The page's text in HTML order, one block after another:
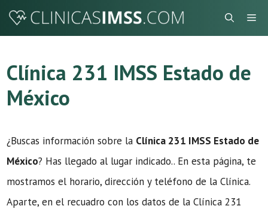
Saltar
Clínica 231 IMSS Estado de
México
¿Buscas información sobre la Clínica 231 IMSS Estado de
México? Has llegado al lugar indicado.. En esta página, te
mostramos el horario, dirección y teléfono de la Clínica.
Aparte, en el recuadro con los datos de la Clínica 231